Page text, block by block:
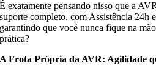
É exatamente pensando nisso que a
suporte completo, com Assistência 24h
garantindo que você nunca fique na
prática?
A Frota Própria da AVR: Agilidade